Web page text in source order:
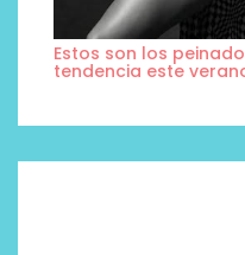
Estos son los
tendencia este